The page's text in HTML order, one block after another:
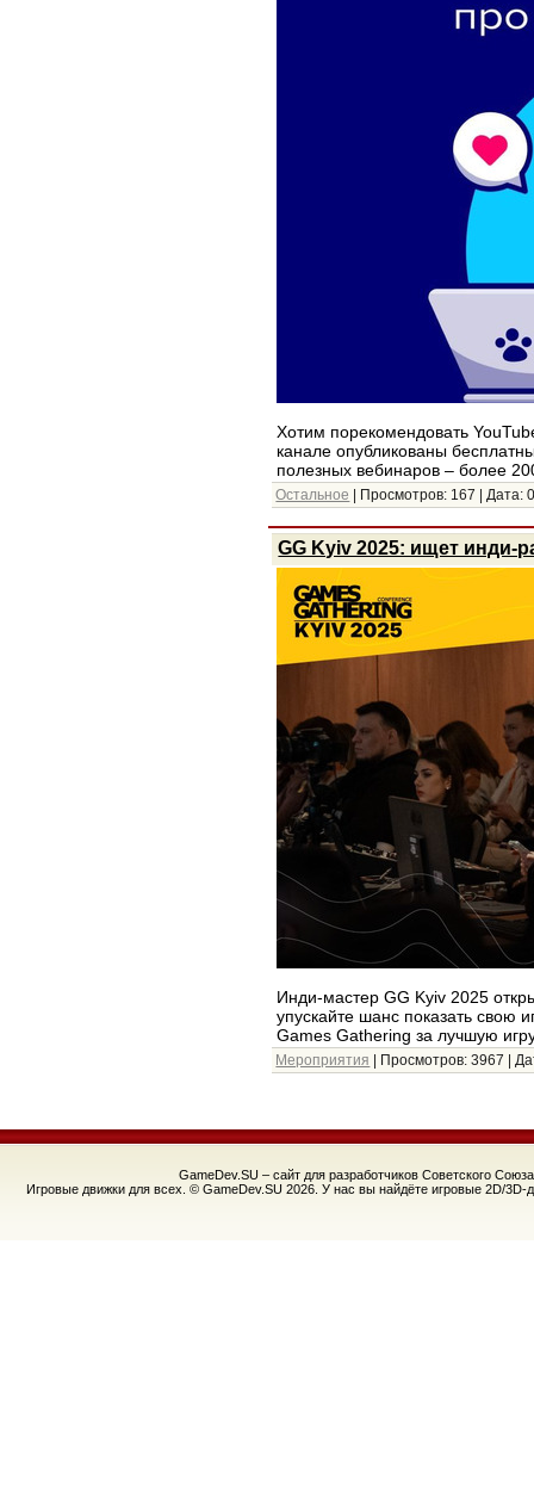
Хотим порекомендовать
канале опубликованы
полезных вебинаров – более
Остальное | Просмотров: 167 | Дата:
GG Kyiv 2025: ищет инди-
Инди-мастер GG Kyiv 2025
упускайте шанс показать свою
Games Gathering за лучшую
Мероприятия | Просмотров: 3967 |
GameDev.SU – сайт для разработчиков Советского
Игровые движки для всех. © GameDev.SU 2026. У нас вы найдёте игровые 2D/